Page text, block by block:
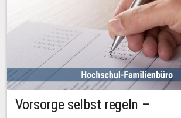
Vorsorge selbst regeln –